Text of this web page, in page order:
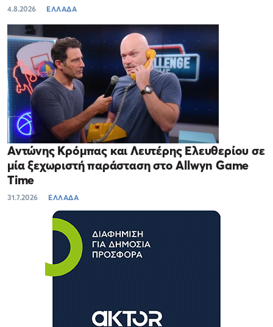
4.8.2026 ΕΛΛΑΔΑ
Αντώνης Κρόμπας και Λευτέρης Ελευθερίου σε
μία ξεχωριστή παράσταση στο Allwyn Game
Time
31.7.2026 ΕΛΛΑΔΑ